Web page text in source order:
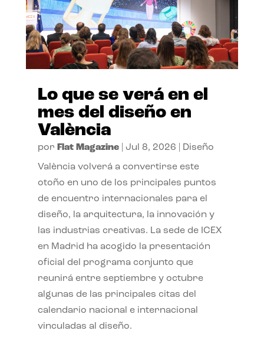
Lo que se verá en el
mes del diseño en
València
por Flat Magazine| Jul 8, 2026 Diseño
València volverá a convertirse este
otoño en uno de los principales puntos
de encuentro internacionales para el
diseño, la arquitectura, la innovación y
las industrias creativas. La sede de ICEX
en Madrid ha acogido la presentación
oficial del programa conjunto que
reunirá entre septiembre y octubre
algunas de las principales citas del
calendario nacional e internacional
vinculadas al diseño.